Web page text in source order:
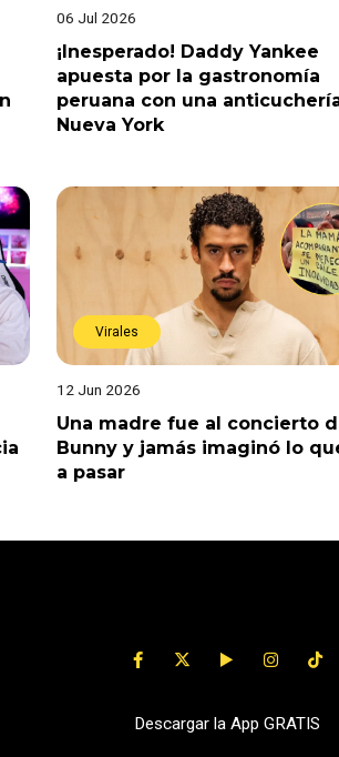
06 Jul 2026
¡Inesperado! Daddy Yankee
apuesta por la gastronomía
peruana con una
Nueva York
Virales
12 Jun 2026
Una madre fue al concierto
Bunny y jamás imaginó lo
a pasar
Descargar la App GRATIS